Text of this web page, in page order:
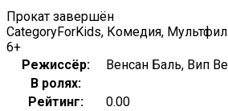
Прокат завершён
CategoryForKids, Комедия,
6+
Режиссёр:
Венсан Баль, Вип
В ролях:
Рейтинг:
0.00